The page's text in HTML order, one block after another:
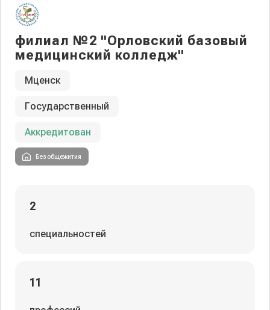
филиал №2 "Орловский базовый
медицинский колледж"
Мценск
Государственный
Аккредитован
Без общежития
2
специальностей
11